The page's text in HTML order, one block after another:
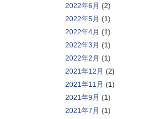
2022年6月 (2)
2022年5月 (1)
2022年4月 (1)
2022年3月 (1)
2022年2月 (1)
2021年12月 (2)
2021年11月 (1)
2021年9月 (1)
2021年7月 (1)